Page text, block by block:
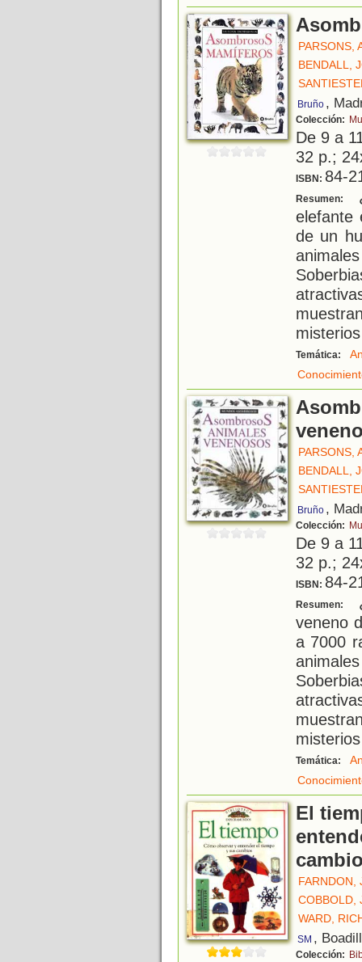
PARSONS,
BENDALL,
Bruño ,
Colección:
De 9 a
32 p.;
ISBN: 84-
Resumen:
elefante
de un
Temática:
PARSONS,
BENDALL,
Bruño ,
Colección:
De 9 a
32 p.;
ISBN: 84-
Resumen:
veneno
a 7000
Temática:
El
FARNDON,
COBBOLD,
WARD,
SM ,
Colección: